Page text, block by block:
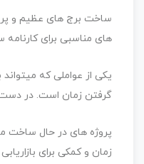
ساخت برج های عظیم و
های مناسبی برای
یکی از عواملی که
گرفتن زمان است. در
پروژه های در حال ساخت
زمان و کمکی برای